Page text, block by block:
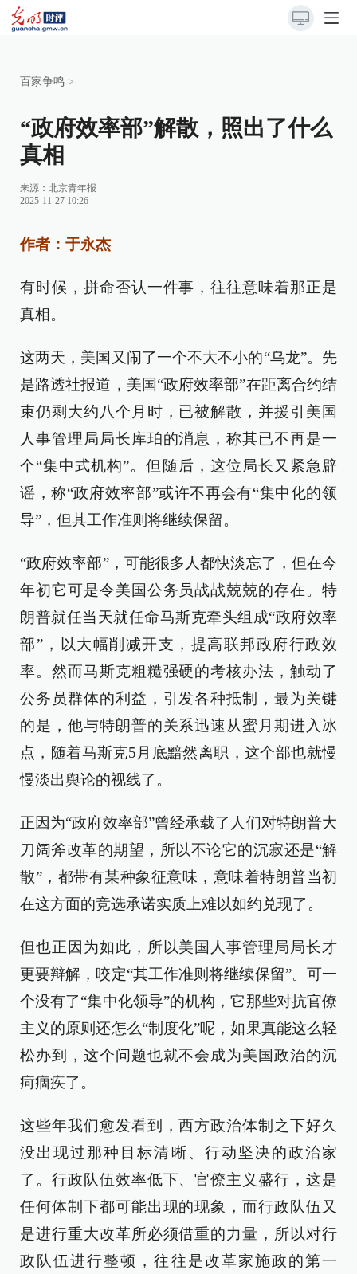
百家争鸣 >
“政府效率部”解散，照出了什么
真相
来源： 北京青年报
2025-11-27 10:26
作者：于永杰
有时候，拼命否认一件事，往往意味着那正是
真相。
这两天，美国又闹了一个不大不小的“乌龙”。先
是路透社报道，美国“政府效率部”在距离合约结
束仍剩大约八个月时，已被解散，并援引美国
人事管理局局长库珀的消息，称其已不再是一
个“集中式机构”。但随后，这位局长又紧急辟
谣，称“政府效率部”或许不再会有“集中化的领
导”，但其工作准则将继续保留。
“政府效率部”，可能很多人都快淡忘了，但在今
年初它可是令美国公务员战战兢兢的存在。特
朗普就任当天就任命马斯克牵头组成“政府效率
部”，以大幅削减开支，提高联邦政府行政效
率。然而马斯克粗糙强硬的考核办法，触动了
公务员群体的利益，引发各种抵制，最为关键
的是，他与特朗普的关系迅速从蜜月期进入冰
点，随着马斯克5月底黯然离职，这个部也就慢
慢淡出舆论的视线了。
正因为“政府效率部”曾经承载了人们对特朗普大
刀阔斧改革的期望，所以不论它的沉寂还是“解
散”，都带有某种象征意味，意味着特朗普当初
在这方面的竞选承诺实质上难以如约兑现了。
但也正因为如此，所以美国人事管理局局长才
更要辩解，咬定“其工作准则将继续保留”。可一
个没有了“集中化领导”的机构，它那些对抗官僚
主义的原则还怎么“制度化”呢，如果真能这么轻
松办到，这个问题也就不会成为美国政治的沉
疴痼疾了。
这些年我们愈发看到，西方政治体制之下好久
没出现过那种目标清晰、行动坚决的政治家
了。行政队伍效率低下、官僚主义盛行，这是
任何体制下都可能出现的现象，而行政队伍又
是进行重大改革所必须借重的力量，所以对行
政队伍进行整顿，往往是改革家施政的第一